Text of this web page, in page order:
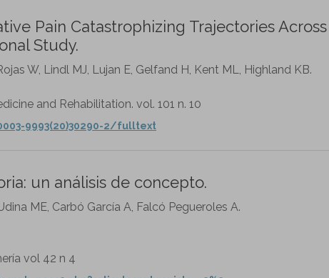
Pain Catastrophizing Trajectories
Study.
W, Lindl MJ, Lujan E, Gelfand H, Kent ML, Highland KB.
and Rehabilitation. vol. 101 n. 10
9993(20)30290-2/fulltext
un análisis de concepto.
ME, Carbó García A, Falcó Pegueroles A.
vol 42 n 4